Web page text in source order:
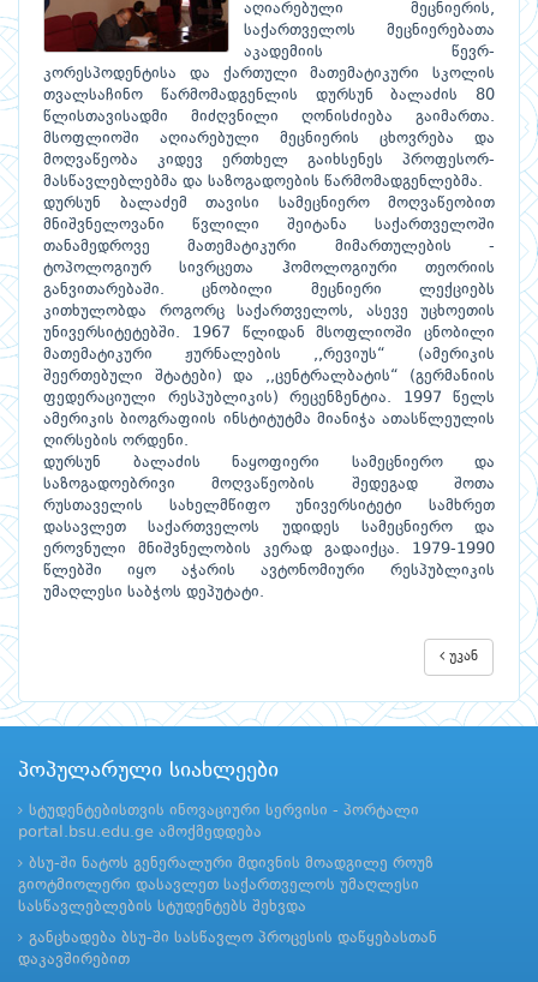
აღიარებული მეცნიერის,
საქართველოს მეცნიერებათა
აკადემიის წევრ-
კორესპოდენტისა და ქართული მათემატიკური სკოლის
თვალსაჩინო წარმომადგენლის დურსუნ ბალაძის 80
წლისთავისადმი მიძღვნილი ღონისძიება გაიმართა.
მსოფლიოში აღიარებული მეცნიერის ცხოვრება და
მოღვაწეობა კიდევ ერთხელ გაიხსენეს პროფესორ-
მასწავლებლებმა და საზოგადოების წარმომადგენლებმა.
დურსუნ ბალაძემ თავისი სამეცნიერო მოღვაწეობით
მნიშვნელოვანი წვლილი შეიტანა საქართველოში
თანამედროვე მათემატიკური მიმართულების -
ტოპოლოგიურ სივრცეთა ჰომოლოგიური თეორიის
განვითარებაში. ცნობილი მეცნიერი ლექციებს
კითხულობდა როგორც საქართველოს, ასევე უცხოეთის
უნივერსიტეტებში. 1967 წლიდან მსოფლიოში ცნობილი
მათემატიკური ჟურნალების ,,რევიუს“ (ამერიკის
შეერთებული შტატები) და ,,ცენტრალბატის“ (გერმანიის
ფედერაციული რესპუბლიკის) რეცენზენტია. 1997 წელს
ამერიკის ბიოგრაფიის ინსტიტუტმა მიანიჭა ათასწლეულის
ღირსების ორდენი.
დურსუნ ბალაძის ნაყოფიერი სამეცნიერო და
საზოგადოებრივი მოღვაწეობის შედეგად შოთა
რუსთაველის სახელმწიფო უნივერსიტეტი სამხრეთ
დასავლეთ საქართველოს უდიდეს სამეცნიერო და
ეროვნული მნიშვნელობის კერად გადაიქცა. 1979-1990
წლებში იყო აჭარის ავტონომიური რესპუბლიკის
უმაღლესი საბჭოს დეპუტატი.
უკან
პოპულარული სიახლეები
სტუდენტებისთვის ინოვაციური სერვისი - პორტალი
portal.bsu.edu.ge ამოქმედდება
ბსუ-ში ნატოს გენერალური მდივნის მოადგილე როუზ
გიოტმიოლერი დასავლეთ საქართველოს უმაღლესი
სასწავლებლების სტუდენტებს შეხვდა
განცხადება ბსუ-ში სასწავლო პროცესის დაწყებასთან
დაკავშირებით